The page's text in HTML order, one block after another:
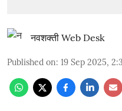
नवशक्ती Web Desk
Published on: 19 Sep 2025,